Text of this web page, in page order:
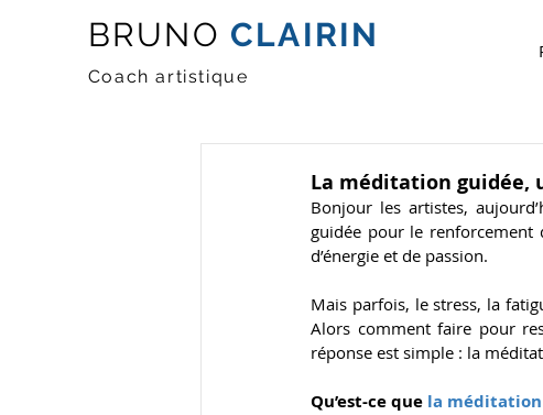
BRUNO CLAIRIN
Coach artistique
La méditation guidée,
Bonjour les artistes,
guidée pour le renforcement
d’énergie et de passion.
Mais parfois, le stress, la
Alors comment faire pour
réponse est simple : la
Qu’est-ce que la méditation